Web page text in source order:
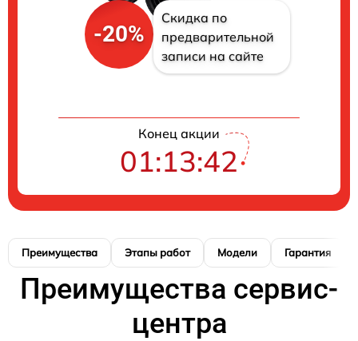
-20%
Скидка по
предварительной
записи на сайте
Конец акции
01:13:41
Преимущества Этапы работ Модели Гарантия
Преимущества сервис-
центра